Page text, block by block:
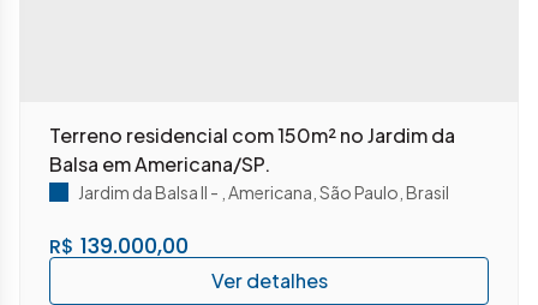
Terreno residencial com 150m² no Jardim da
Balsa em Americana/SP.
R$ 139.000,00
Jardim da Balsa II Americana São Paulo Brasil